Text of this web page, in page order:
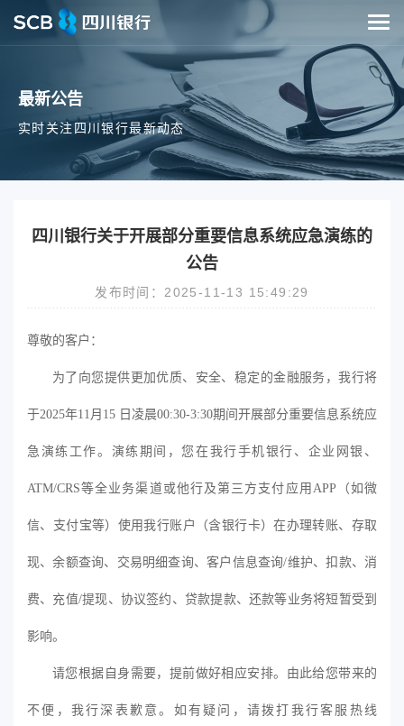
最新公告
实时关注四川银行最新动态
四川银行关于开展部分重要信息系统应急演练的
公告
发布时间：2025-11-13 15:49:29
尊敬的客户：
为了向您提供更加优质、安全、稳定的金融服务，我行将
于2025年11月15 日凌晨00:30-3:30期间开展部分重要信息系统应
急演练工作。演练期间，您在我行手机银行、企业网银、
ATM/CRS等全业务渠道或他行及第三方支付应用APP（如微
信、支付宝等）使用我行账户（含银行卡）在办理转账、存取
现、余额查询、交易明细查询、客户信息查询/维护、扣款、消
费、充值/提现、协议签约、贷款提款、还款等业务将短暂受到
影响。
请您根据自身需要，提前做好相应安排。由此给您带来的
不便，我行深表歉意。如有疑问，请拨打我行客服热线